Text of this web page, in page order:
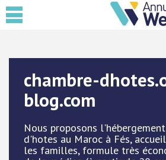
chambre-
blog.com
Nous proposons
d'hotes au Maroc à Fés,
les familles, formule très